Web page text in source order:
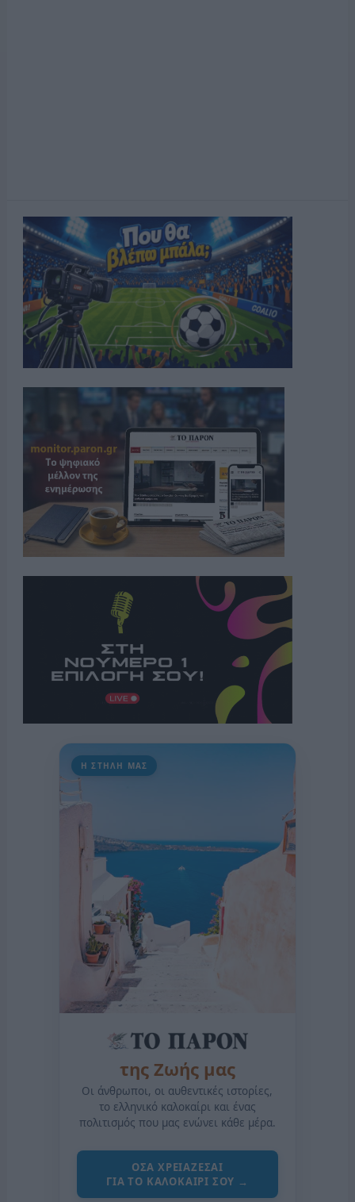
Η ΣΤΗΛΗ ΜΑΣ
της Ζωής μας
Οι άνθρωποι, οι αυθεντικές ιστορίες,
το ελληνικό καλοκαίρι και ένας
πολιτισμός που μας ενώνει κάθε μέρα.
ΟΣΑ ΧΡΕΙΑΖΕΣΑΙ
ΓΙΑ ΤΟ ΚΑΛΟΚΑΙΡΙ ΣΟΥ →